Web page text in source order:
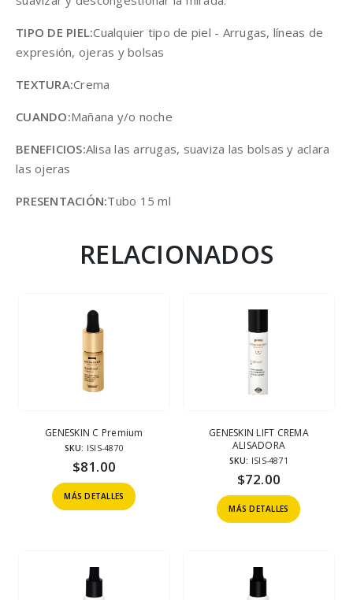
TIPO DE PIEL:Cualquier tipo de piel - Arrugas, líneas de
expresión, ojeras y bolsas
TEXTURA:Crema
CUANDO:Mañana y/o noche
BENEFICIOS:Alisa las arrugas, suaviza las bolsas y aclara
las ojeras
PRESENTACIÓN:Tubo 15 ml
RELACIONADOS
GENESKIN C Premium
SKU: ISIS-4870
$81.00
MÁS DETALLES
GENESKIN LIFT CREMA
ALISADORA
SKU: ISIS-4871
$72.00
MÁS DETALLES